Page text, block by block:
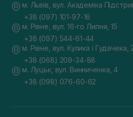
м. Львів, вул. Академіка
+38 (097) 101-97-16
м. Рівне, вул. 16-го Липня, 15
+38 (097) 544-61-44
м. Рівне, вул. Кулика і
+38 (068) 209-34-88
м. Луцьк, вул. Винниченка, 4
+38 (098) 076-60-62